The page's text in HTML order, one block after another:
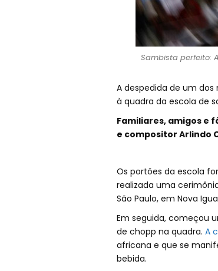
Sambista perfeito:
A despedida de um dos
à quadra da escola de
Familiares, amigos e
e compositor Arlindo
Os portões da escola
realizada uma
São Paulo, em Nova
Em seguida, começou
de chopp na quadra. A
africana e que se
bebida.